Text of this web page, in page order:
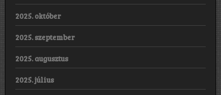
2025. október
2025. szeptember
2025. augusztus
2025. július